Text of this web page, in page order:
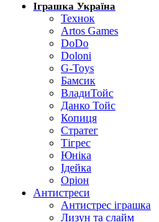
Іграшка Україна
Технок
Artos Games
DoDo
Doloni
G-Toys
Бамсик
ВладиТойс
Данко Тойс
Копиця
Стратег
Тігрес
Юніка
Ідейка
Оріон
Антистреси
Антистрес іграшка
Лизун та слайм